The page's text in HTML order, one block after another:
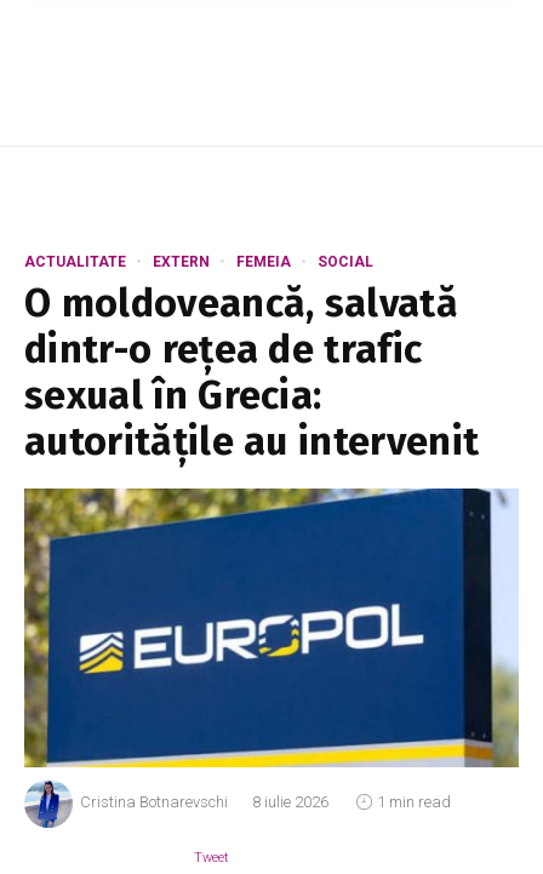
ACTUALITATE EXTERN FEMEIA SOCIAL
O moldoveancă, salvată
dintr-o rețea de trafic
sexual în Grecia:
autoritățile au intervenit
Cristina Botnarevschi 8 iulie 2026 1 min read
Tweet